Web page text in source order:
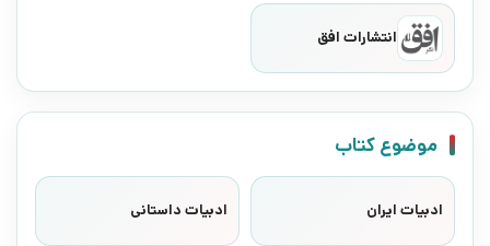
انتشارات افق
موضوع کتاب
ادبیات ایران ادبیات داستانی